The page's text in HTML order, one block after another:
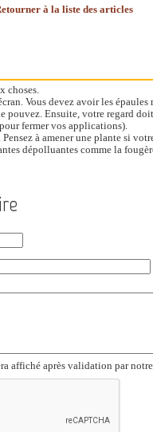
à la liste des articles
choses.
Vous devez avoir les
pouvez. Ensuite, votre regard
fermer vos applications).
à amener une plante si
dépolluantes comme la
affiché après validation par